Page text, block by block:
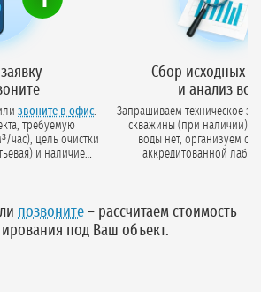
звоните в офис.
требуемую
очистки
и наличие
Сбор исходных
и анализ
Запрашиваем техническое
скважины (при наличии).
воды нет, организуем отбор проб в
аккредитованной
позвоните – рассчитаем стоимость
под Ваш объект.